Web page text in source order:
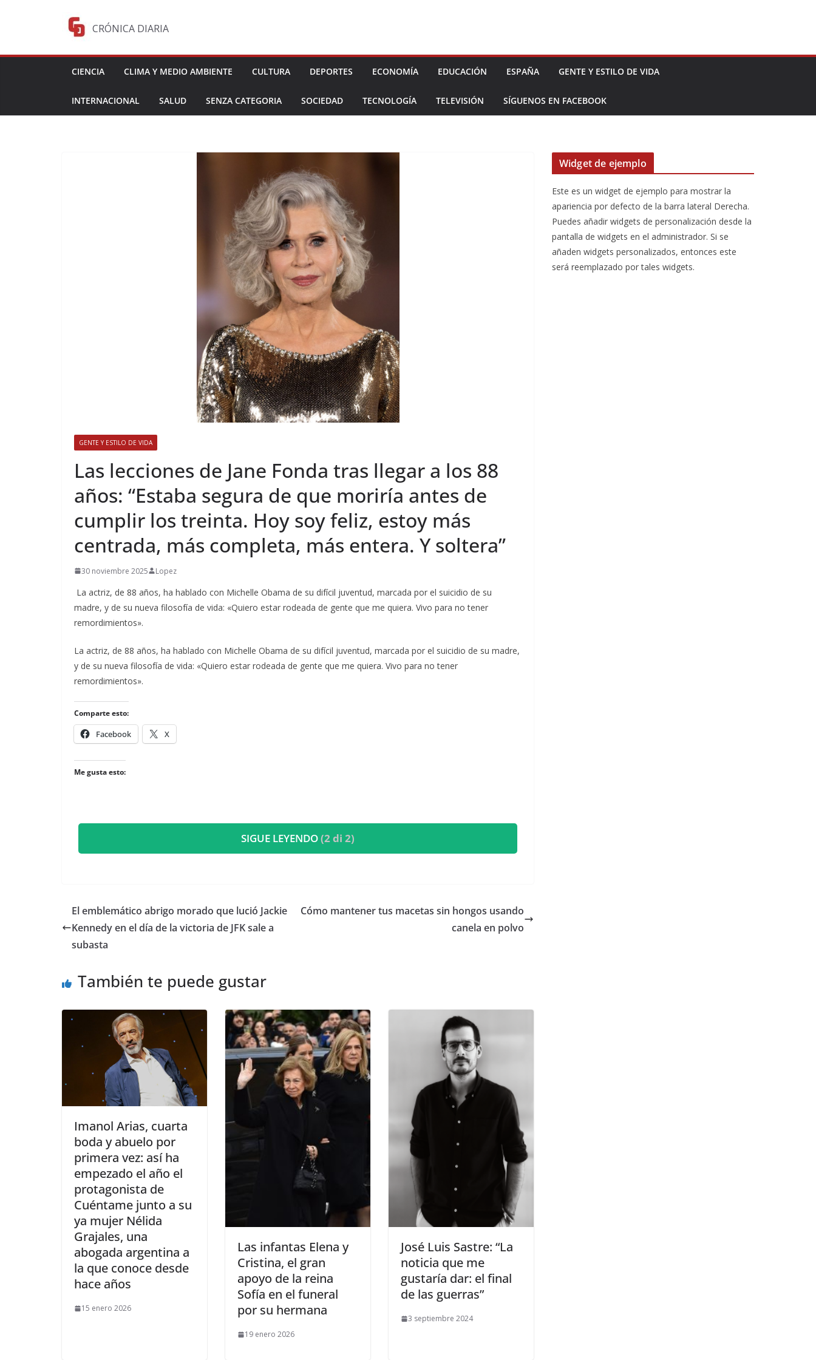
CRÓNICA DIARIA
CIENCIA CLIMA Y MEDIO AMBIENTE CULTURA DEPORTES ECONOMÍA EDUCACIÓN ESPAÑA GENTE Y ESTILO DE VIDA
INTERNACIONAL SALUD SENZA CATEGORIA SOCIEDAD TECNOLOGÍA TELEVISIÓN SÍGUENOS EN FACEBOOK
GENTE Y ESTILO DE VIDA
​Las lecciones de Jane Fonda tras llegar a los 88
años: “Estaba segura de que moriría antes de
cumplir los treinta. Hoy soy feliz, estoy más
centrada, más completa, más entera. Y soltera”
30 noviembre 2025 Lopez
La actriz, de 88 años, ha hablado con Michelle Obama de su difícil juventud, marcada por el suicidio de su
madre, y de su nueva filosofía de vida: «Quiero estar rodeada de gente que me quiera. Vivo para no tener
remordimientos».
​La actriz, de 88 años, ha hablado con Michelle Obama de su difícil juventud, marcada por el suicidio de su madre,
y de su nueva filosofía de vida: «Quiero estar rodeada de gente que me quiera. Vivo para no tener
remordimientos».
Comparte esto:
Facebook X
Me gusta esto:
SIGUE LEYENDO(2 di 2)
​El emblemático abrigo morado que lució Jackie
Kennedy en el día de la victoria de JFK sale a
subasta
Cómo mantener tus macetas sin hongos usando
canela en polvo
También te puede gustar
​Imanol Arias, cuarta
boda y abuelo por
primera vez: así ha
empezado el año el
protagonista de
Cuéntame junto a su
ya mujer Nélida
Grajales, una
abogada argentina a
la que conoce desde
hace años
15 enero 2026
​Las infantas Elena y
Cristina, el gran
apoyo de la reina
Sofía en el funeral
por su hermana
19 enero 2026
​José Luis Sastre: “La
noticia que me
gustaría dar: el final
de las guerras”
3 septiembre 2024
Widget de ejemplo
Este es un widget de ejemplo para mostrar la
apariencia por defecto de la barra lateral Derecha.
Puedes añadir widgets de personalización desde la
pantalla de widgets en el administrador. Si se
añaden widgets personalizados, entonces este
será reemplazado por tales widgets.